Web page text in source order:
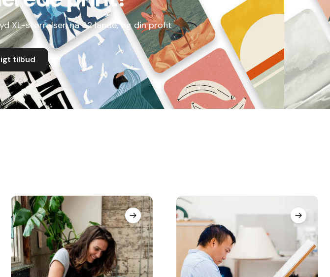
XL-størrelser, nå 32 lande, øg din profit
tilbud